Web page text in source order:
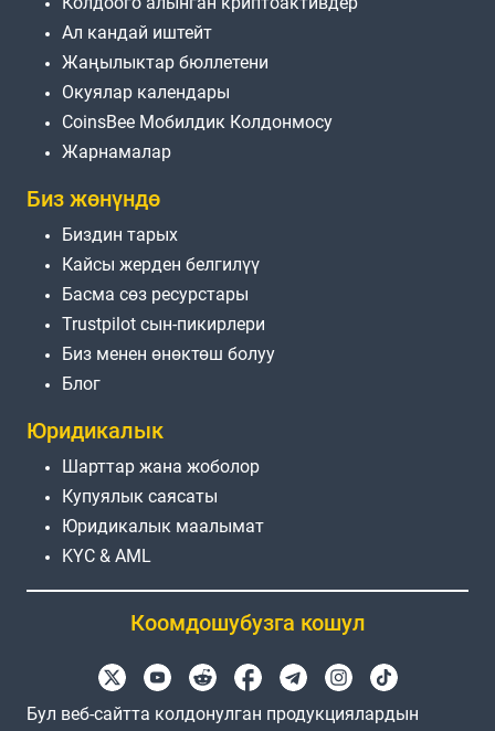
Ал кандай иштейт
Жаңылыктар бюллетени
Окуялар календары
CoinsBee Мобилдик Колдонмосу
Жарнамалар
Биз жөнүндө
Биздин тарых
Кайсы жерден белгилүү
Басма сөз ресурстары
Trustpilot сын-пикирлери
Биз менен өнөктөш болуу
Блог
Юридикалык
Шарттар жана жоболор
Купуялык саясаты
Юридикалык маалымат
KYC & AML
Коомдошубузга кошул
Бул веб-сайтта колдонулган продукциялардын